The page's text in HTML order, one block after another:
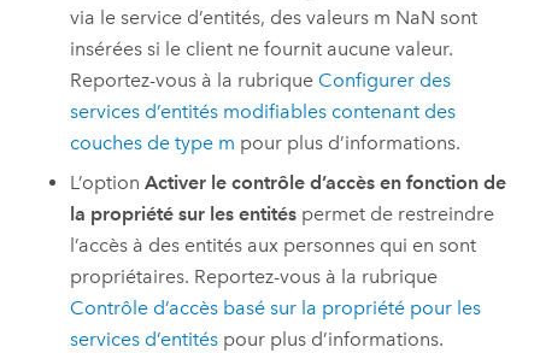
via le service d’entités, des valeurs m NaN sont
insérées si le client ne fournit aucune valeur.
Reportez-vous à la rubrique Configurer des
services d’entités modifiables contenant des
couches de type m pour plus d’informations.
L’optionActiver le contrôle d’accès en fonction de
la propriété sur les entités permet de restreindre
l’accès à des entités aux personnes qui en sont
propriétaires. Reportez-vous à la rubrique
Contrôle d’accès basé sur la propriété pour les
services d’entités pour plus d’informations.